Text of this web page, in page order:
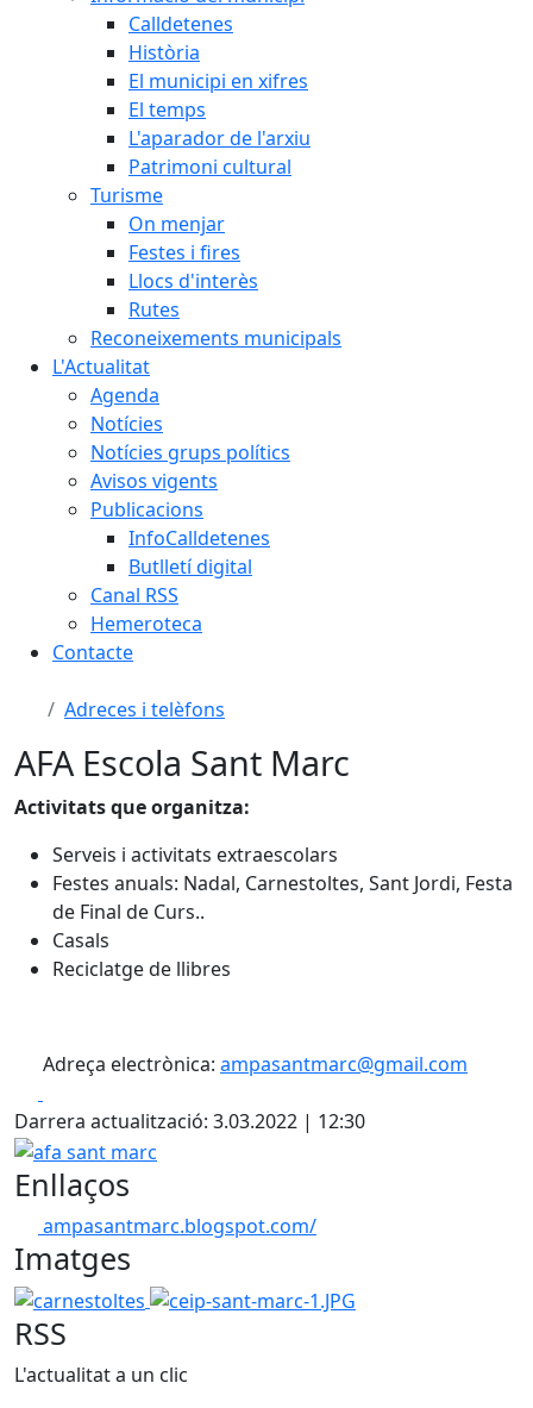
Calldetenes
Història
El municipi en xifres
El temps
L'aparador de l'arxiu
Patrimoni cultural
Turisme
On menjar
Festes i fires
Llocs d'interès
Rutes
Reconeixements municipals
L'Actualitat
Agenda
Notícies
Notícies grups polítics
Avisos vigents
Publicacions
InfoCalldetenes
Butlletí digital
Canal RSS
Hemeroteca
Contacte
Adreces i telèfons
AFA Escola Sant Marc
Activitats que organitza:
Serveis i activitats extraescolars
Festes anuals: Nadal, Carnestoltes, Sant Jordi, Festa
de Final de Curs..
Casals
Reciclatge de llibres
Adreça electrònica: ampasantmarc@gmail.com
Darrera actualització: 3.03.2022 | 12:30
afa sant marc
Enllaços
ampasantmarc.blogspot.com/
Imatges
carnestoltes ceip-sant-marc-1.JPG
RSS
L'actualitat a un clic